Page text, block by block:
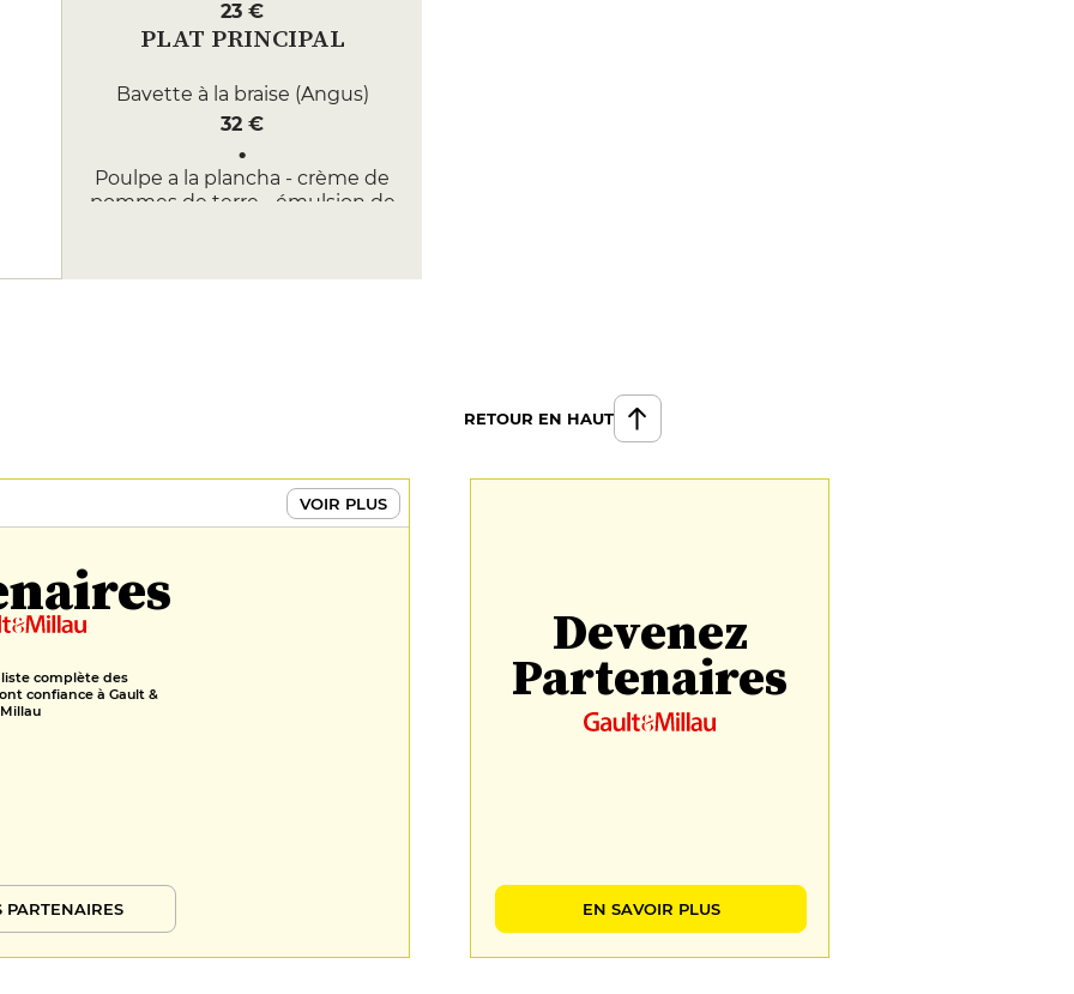
23 €
PLAT PRINCIPAL
Bavette à la braise (Angus)
32 €
Poulpe a la plancha - crème de
pommes de terre - émulsion de
DESSERT
FORMULES
RETOUR EN HAUT
VOIR PLUS
liste complète des
confiance à Gault &
Millau
PARTENAIRES
Devenez
Partenaires
EN SAVOIR PLUS